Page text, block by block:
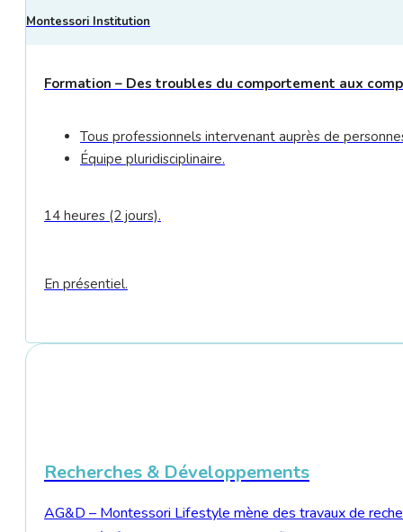
Montessori Institution
Formation – Des troubles du comportement aux
Tous professionnels intervenant auprès de
Équipe pluridisciplinaire.
14 heures (2 jours).
En présentiel.
Recherches & Développements
AG&D – Montessori Lifestyle mène des travaux de